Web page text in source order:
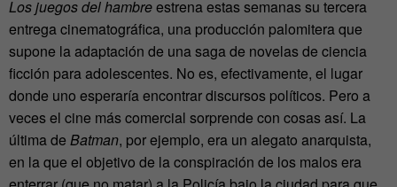
Los juegos del hambreestrena estas semanas su tercera
entrega cinematográfica, una producción palomitera que
supone la adaptación de una saga de novelas de ciencia
ficción para adolescentes. No es, efectivamente, el lugar
donde uno esperaría encontrar discursos políticos. Pero a
veces el cine más comercial sorprende con cosas así. La
última de Batman, por ejemplo, era un alegato anarquista,
en la que el objetivo de la conspiración de los malos era